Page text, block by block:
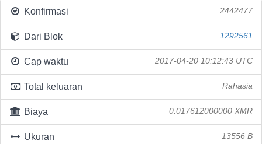
Konfirmasi 2442477
Dari Blok 1292561
Cap waktu 2017-04-20 10:12:43 UTC
Total keluaran Rahasia
Biaya 0.017612000000 XMR
Ukuran 13556 B